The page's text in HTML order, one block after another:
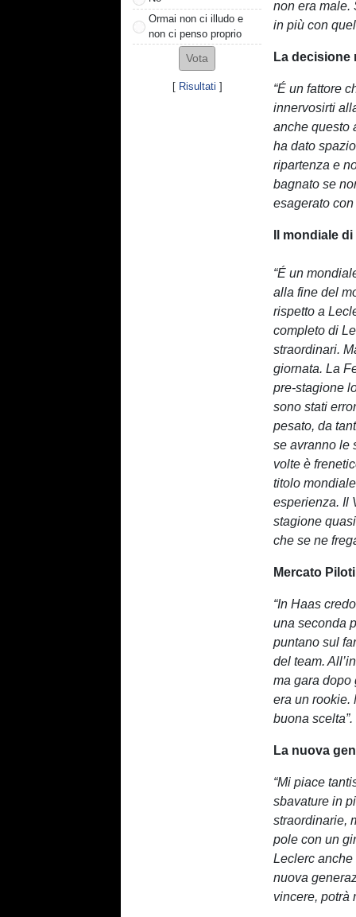
Ormai non ci illudo e
non ci penso proprio
[ Risultati ]
non era male.
in più con
La decisione
“É un fattore
innervosirti
anche questo
ha dato
ripartenza e
bagnato se
esagerato
Il mondiale
“É un
alla fine del
rispetto a
completo di
straordinari.
giornata. La
pre-stagione
sono stati
pesato, da
se avranno le
volte è
titolo
esperienza. Il
stagione
che se ne
Mercato Piloti
“In Haas
una seconda
puntano sul
del team.
ma gara dopo
era un rookie.
buona scelta”.
La nuova
“Mi piace
sbavature in
straordinarie,
pole con un
Leclerc
nuova
vincere, potrà